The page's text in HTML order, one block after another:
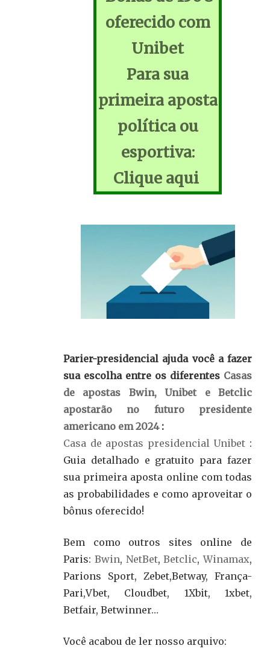
oferecido com
Unibet
Para sua
primeira aposta
política ou
esportiva:
Clique aqui
Parier-presidencial ajuda você a fazer
sua escolha entre os diferentes Casas
de apostas Bwin, Unibet e Betclic
apostarão no futuro presidente
americano em 2024:
Casa de apostas presidencial Unibet :
Guia detalhado e gratuito para fazer
sua primeira aposta online com todas
as probabilidades e como aproveitar o
bônus oferecido!
Bem como outros sites online de
Paris: Bwin, NetBet,Betclic,Winamax,
Parions Sport, Zebet,Betway, França-
Pari,Vbet, Cloudbet, 1Xbit, 1xbet,
Betfair, Betwinner…
Você acabou de ler nosso arquivo: